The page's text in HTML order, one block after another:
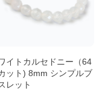
イトカルセドニー（64
ット) 8mm シンプルブ
レット